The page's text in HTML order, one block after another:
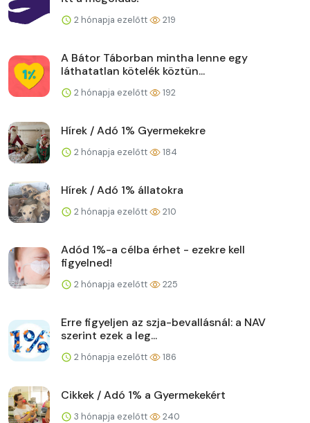
2 hónapja ezelőtt 219
A Bátor Táborban mintha lenne egy
láthatatlan kötelék köztün...
2 hónapja ezelőtt 192
Hírek / Adó 1% Gyermekekre
2 hónapja ezelőtt 184
Hírek / Adó 1% állatokra
2 hónapja ezelőtt 210
Adód 1%-a célba érhet - ezekre kell
figyelned!
2 hónapja ezelőtt 225
Erre figyeljen az szja-bevallásnál: a NAV
szerint ezek a leg...
2 hónapja ezelőtt 186
Cikkek / Adó 1% a Gyermekekért
3 hónapja ezelőtt 240